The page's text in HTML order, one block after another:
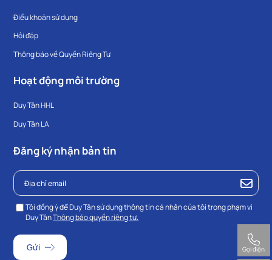
Điều khoản sử dụng
Hỏi đáp
Thông báo về Quyền Riêng Tư
Hoạt động môi trường
Duy Tân HHL
Duy Tân LA
Đăng ký nhận bản tin
Tôi đồng ý để Duy Tân sử dụng thông tin cá nhân của tôi trong phạm vi
Duy TânThông báo quyền riêng tư.
Gọi điện